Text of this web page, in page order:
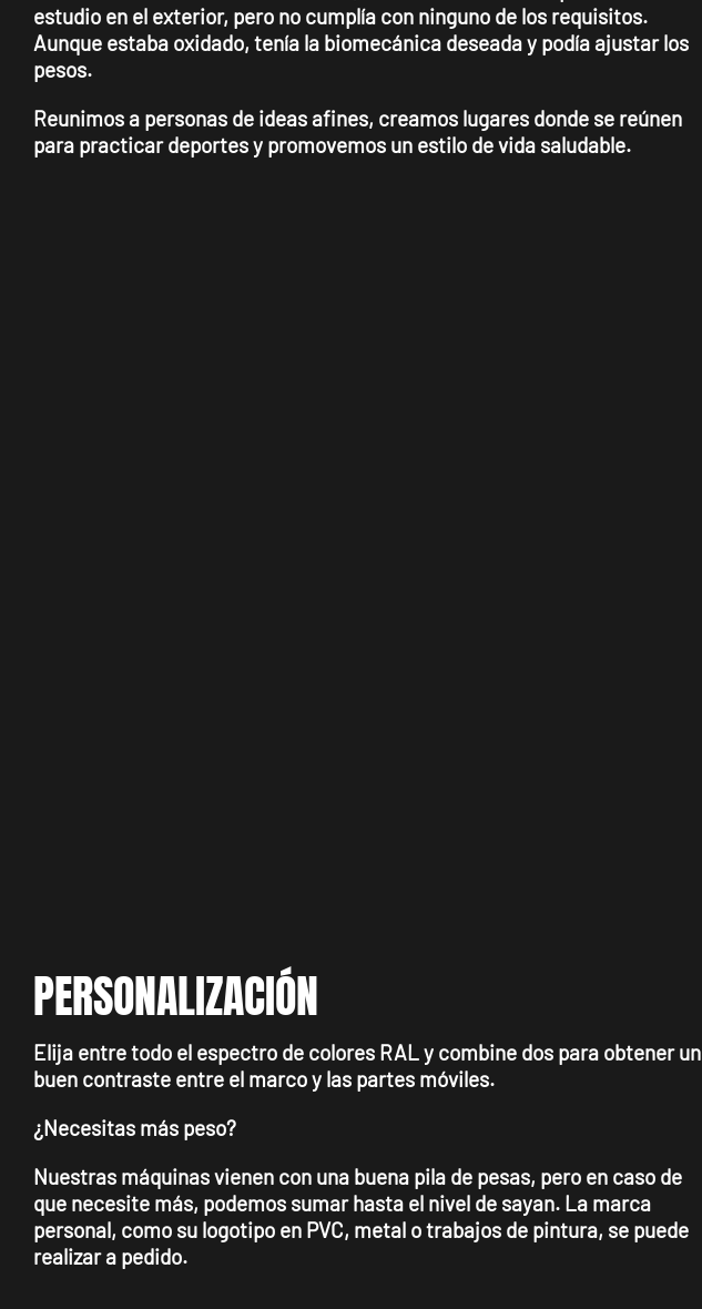
estudio en el exterior, pero no cumplía con ninguno de los requisitos.
Aunque estaba oxidado, tenía la biomecánica deseada y podía ajustar los
pesos.
Reunimos a personas de ideas afines, creamos lugares donde se reúnen
para practicar deportes y promovemos un estilo de vida saludable.
PERSONALIZACIÓN
Elija entre todo el espectro de colores RAL y combine dos para obtener un
buen contraste entre el marco y las partes móviles.
¿Necesitas más peso?
Nuestras máquinas vienen con una buena pila de pesas, pero en caso de
que necesite más, podemos sumar hasta el nivel de sayan. La marca
personal, como su logotipo en PVC, metal o trabajos de pintura, se puede
realizar a pedido.